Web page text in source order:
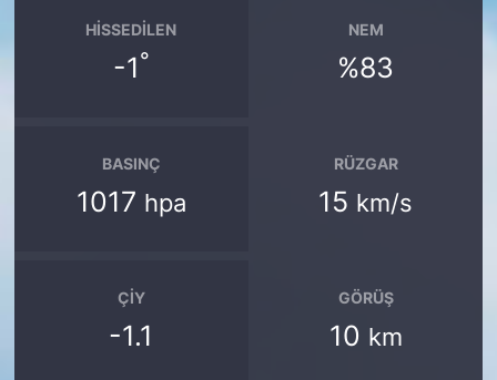
HISSEDILEN
-1°
NEM
%83
BASINÇ
1017 hpa
RÜZGAR
15 km/s
ÇIY
-1.1
GÖRÜŞ
10 km